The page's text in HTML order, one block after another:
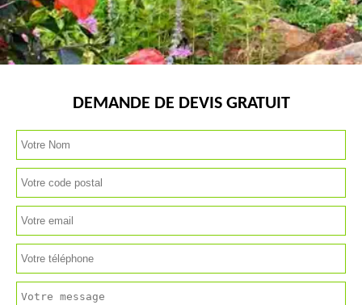
DEMANDE DE DEVIS GRATUIT